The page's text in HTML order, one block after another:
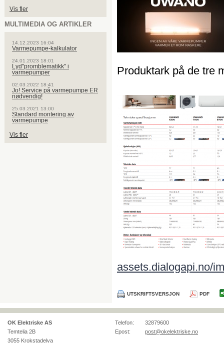
Vis fler
MULTIMEDIA OG ARTIKLER
14.12.2023 16:04
Varmepumpe-kalkulator
24.01.2023 18:01
Lyd"promblematikk" i
varmepumper
02.03.2022 18:41
Jo! Service på varmepumpe ER
nødvendig!
25.03.2021 13:00
Standard montering av
varmepumpe
Vis fler
Produktark på de tre
assets.dialogapi.no/
UTSKRIFTSVERSJON PDF
OK Elektriske AS
Temtelia 2B
3055 Krokstadelva
Telefon:
32879600
Epost:
post@okelektriske.no